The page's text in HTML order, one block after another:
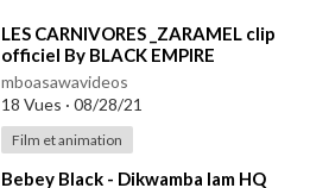
⁣LES CARNIVORES _ZARAMEL clip
officiel By BLACK EMPIRE
COMPANY
mboasawavideos
18 Vues · 08/28/21
Film et animation
⁣Bebey Black - Dikwamba lam HQ